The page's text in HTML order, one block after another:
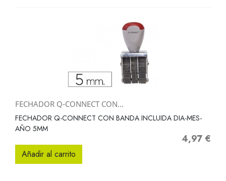
FECHADOR Q-CONNECT CON...
FECHADOR Q-CONNECT CON BANDA INCLUIDA DIA-MES-
AÑO 5MM
Precio
4,97 €
Añadir al carrito